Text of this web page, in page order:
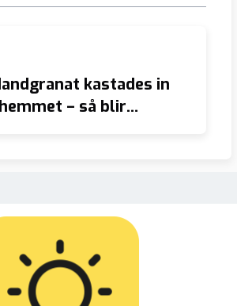
kastades in
– så blir